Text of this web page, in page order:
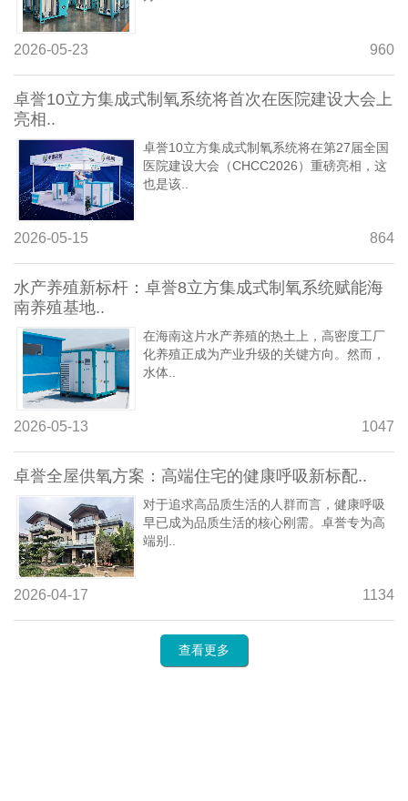
2026-05-23 960
卓誉10立方集成式制氧系统将首次在医院建设大会上
亮相..
卓誉10立方集成式制氧系统将在第27届全国
医院建设大会（CHCC2026）重磅亮相，这
也是该..
2026-05-15 864
水产养殖新标杆：卓誉8立方集成式制氧系统赋能海
南养殖基地..
在海南这片水产养殖的热土上，高密度工厂
化养殖正成为产业升级的关键方向。然而，
水体..
2026-05-13 1047
卓誉全屋供氧方案：高端住宅的健康呼吸新标配..
对于追求高品质生活的人群而言，健康呼吸
早已成为品质生活的核心刚需。卓誉专为高
端别..
2026-04-17 1134
查看更多